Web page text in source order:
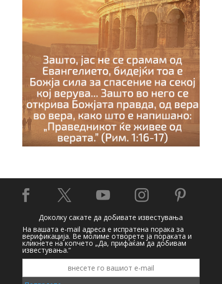
    
Доколку сакате да добивате известувања
На вашата e-mail адреса е испратена порака за
верификација. Ве молиме отворете ја пораката и
кликнете на копчето „Да, прифаќам да добивам
известувања.“